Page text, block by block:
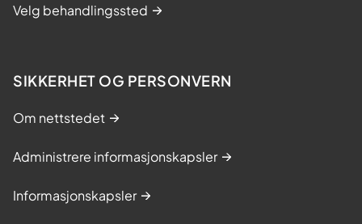
Velg behandlingssted
SIKKERHET OG PERSONVERN
Om nettstedet
Administrere informasjonskapsler
Informasjonskapsler